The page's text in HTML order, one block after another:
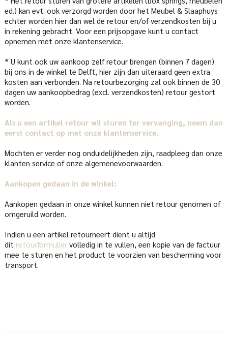
ed.) kan evt. ook verzorgd worden door het Meubel & Slaaphuys
echter worden hier dan wel de retour en/of verzendkosten bij u
in rekening gebracht. Voor een prijsopgave kunt u contact
opnemen met onze klantenservice.
* U kunt ook uw aankoop zelf retour brengen (binnen 7 dagen)
bij ons in de winkel te Delft, hier zijn dan uiteraard geen extra
kosten aan verbonden. Na retourbezorging zal ook binnen de 30
dagen uw aankoopbedrag (excl. verzendkosten) retour gestort
worden.
Als u een artikel retour wil sturen ter vervanging, neem dan
eerst contact op met onze klantenservice.
Mochten er verder nog onduidelijkheden zijn, raadpleeg dan onze
klanten service of onze algemenevoorwaarden.
Aankopen gedaan in de winkel:
Aankopen gedaan in onze winkel kunnen niet retour genomen of
omgeruild worden.
Indien u een artikel retourneert dient u altijd
dit retourformuliervolledig in te vullen, een kopie van de factuur
mee te sturen en het product te voorzien van bescherming voor
transport.